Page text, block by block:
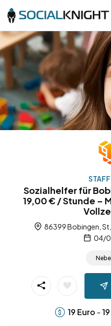
Sozialhelfer für
19,00 € / Stunde –
86399 Bobingen,
04/
19 Euro -19